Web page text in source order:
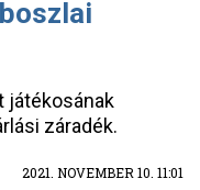
játékosának
záradék.
2021. NOVEMBER 10. 11:01